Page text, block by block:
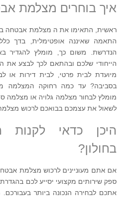
איך בוחרים מצלמת
ראשית, התאימו את ה מצלמת אבטחה
התאמה שאיננה אופטימלית, בדך
הנדרשת. משום כך, מומלץ להגדיר
הייחודי שלכם ובהתאם לכך לבצע את
מיועדת לבית פרטי, לבית דירות או
בסביבה? עד כמה רחוקה המצלמה
מומלץ לבחור מצלמה גלויה או מצלמה
לשאול את עצמכם בבואכם לרכוש מצלמת
היכן כדאי
בחולון?
אם אתם מעוניינים לרכוש מצלמת
ספק שירותים מקצועי יסייע לכם בהגדרת
אתכם לבחירה הנכונה ביותר